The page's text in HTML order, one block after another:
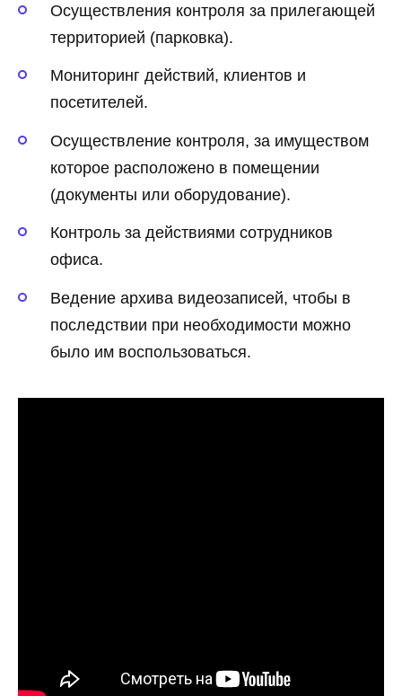
Осуществления контроля за прилегающей
территорией (парковка).
Мониторинг действий, клиентов и
посетителей.
Осуществление контроля, за имуществом
которое расположено в помещении
(документы или оборудование).
Контроль за действиями сотрудников
офиса.
Ведение архива видеозаписей, чтобы в
последствии при необходимости можно
было им воспользоваться.